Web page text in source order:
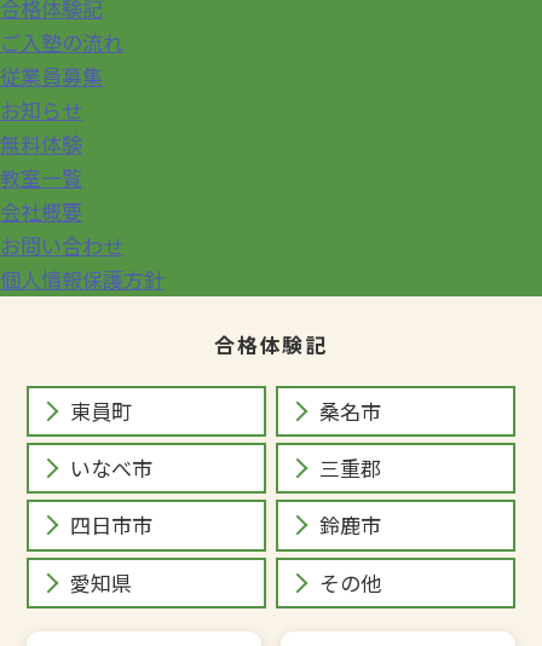
合格体験記
ご入塾の流れ
従業員募集
お知らせ
無料体験
教室一覧
会社概要
お問い合わせ
個人情報保護方針
合格体験記
東員町
桑名市
いなべ市
三重郡
四日市市
鈴鹿市
愛知県
その他